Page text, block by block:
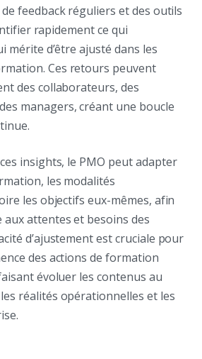
feedback réguliers et des outils
rapidement ce qui
mérite d’être ajusté dans les
Ces retours peuvent
des collaborateurs, des
managers, créant une boucle
insights, le PMO peut adapter
les modalités
les objectifs eux-mêmes, afin
attentes et besoins des
d’ajustement est cruciale pour
des actions de formation
évoluer les contenus au
réalités opérationnelles et les